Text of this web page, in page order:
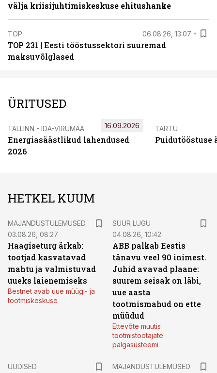
välja kriisijuhtimiskeskuse ehitushanke
TOP 06.08.26, 13:07
TOP 231 | Eesti tööstussektori suuremad
maksuvõlglased
ÜRITUSED
TALLINN - IDA-VIRUMAA
Energiasäästlikud lahendused
2026
16.09.2026 TARTU
Puidutööstuse
HETKEL KUUM
MAJANDUSTULEMUSED
03.08.26, 08:27
Haagiseturg ärkab:
tootjad kasvatavad
mahtu ja valmistuvad
uueks laienemiseks
Bestnet avab uue müügi- ja
tootmiskeskuse
SUUR LUGU
04.08.26, 10:42
ABB palkab Eestis
tänavu veel 90 inimest.
Juhid avavad plaane:
suurem seisak on läbi,
uue aasta
tootmismahud on ette
müüdud
Ettevõte muutis
tootmistöötajate
palgasüsteemi
UUDISED
MAJANDUSTULEMUSED